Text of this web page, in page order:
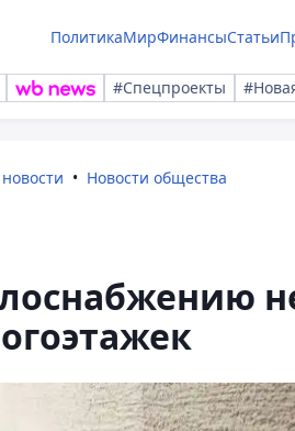
ПолитикаМирФинансыСтатьи
#Спецпроекты
Новости общества